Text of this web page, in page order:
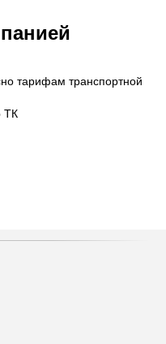
тарифам транспортной
ТК